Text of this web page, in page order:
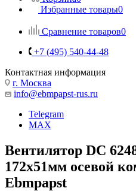
Избранные товары0
Сравнение товаров0
+7 (495) 540-44-48
Контактная информация
г. Москва
info@ebmpapst-rus.ru
Telegram
MAX
Вентилятор DC
172x51мм осевой
Ebmpapst